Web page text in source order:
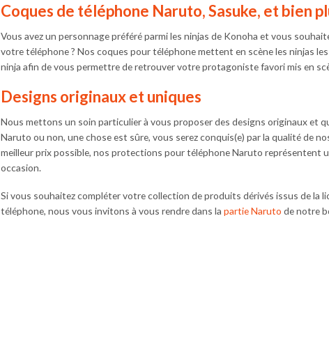
Coques de téléphone Naruto, Sasuke, et bien
Vous avez un personnage préféré parmi les ninjas de Konoha et vous
votre téléphone ? Nos coques pour téléphone mettent en scène les ninjas
ninja afin de vous permettre de retrouver votre protagoniste favori mis en
Designs originaux et uniques
Nous mettons un soin particulier à vous proposer des designs originaux et
Naruto ou non, une chose est sûre, vous serez conquis(e) par la qualité de
meilleur prix possible, nos protections pour téléphone Naruto représentent
occasion.
Si vous souhaitez compléter votre collection de produits dérivés issus de la
téléphone, nous vous invitons à vous rendre dans la partie Naruto de notre